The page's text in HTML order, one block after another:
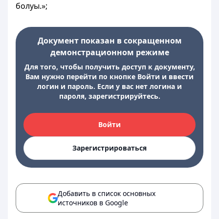
болуы.»;
Документ показан в сокращенном
демонстрационном режиме
Для того, чтобы получить доступ к документу,
Вам нужно перейти по кнопке Войти и ввести
логин и пароль. Если у вас нет логина и
пароля, зарегистрируйтесь.
Войти
Зарегистрироваться
Добавить в список основных
источников в Google